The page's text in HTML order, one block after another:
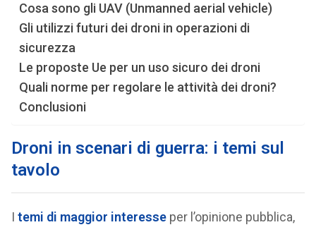
Cosa sono gli UAV (Unmanned aerial vehicle)
Gli utilizzi futuri dei droni in operazioni di
sicurezza
Le proposte Ue per un uso sicuro dei droni
Quali norme per regolare le attività dei droni?
Conclusioni
Droni in scenari di guerra: i temi sul
tavolo
I temi di maggior interesseper l’opinione pubblica,